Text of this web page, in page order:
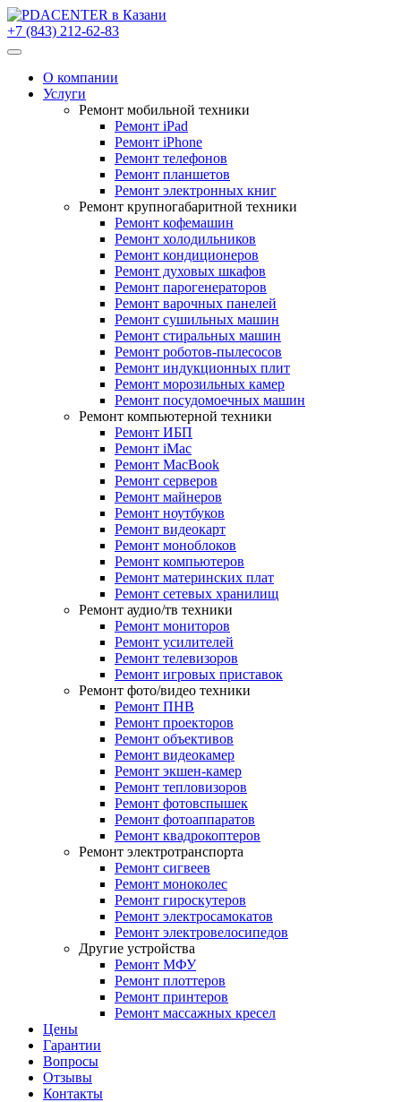
+7 (843) 212-62-83
О компании
Услуги
Ремонт мобильной техники
Ремонт iPad
Ремонт iPhone
Ремонт телефонов
Ремонт планшетов
Ремонт электронных книг
Ремонт крупногабаритной техники
Ремонт кофемашин
Ремонт холодильников
Ремонт кондиционеров
Ремонт духовых шкафов
Ремонт парогенераторов
Ремонт варочных панелей
Ремонт сушильных машин
Ремонт стиральных машин
Ремонт роботов-пылесосов
Ремонт индукционных плит
Ремонт морозильных камер
Ремонт посудомоечных машин
Ремонт компьютерной техники
Ремонт ИБП
Ремонт iMac
Ремонт MacBook
Ремонт серверов
Ремонт майнеров
Ремонт ноутбуков
Ремонт видеокарт
Ремонт моноблоков
Ремонт компьютеров
Ремонт материнских плат
Ремонт сетевых хранилищ
Ремонт аудио/тв техники
Ремонт мониторов
Ремонт усилителей
Ремонт телевизоров
Ремонт игровых приставок
Ремонт фото/видео техники
Ремонт ПНВ
Ремонт проекторов
Ремонт объективов
Ремонт видеокамер
Ремонт экшен-камер
Ремонт тепловизоров
Ремонт фотовспышек
Ремонт фотоаппаратов
Ремонт квадрокоптеров
Ремонт электротранспорта
Ремонт сигвеев
Ремонт моноколес
Ремонт гироскутеров
Ремонт электросамокатов
Ремонт электровелосипедов
Другие устройства
Ремонт МФУ
Ремонт плоттеров
Ремонт принтеров
Ремонт массажных кресел
Цены
Гарантии
Вопросы
Отзывы
Контакты